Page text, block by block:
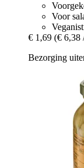
Voor
€ 1,69 (€ 6,38
Bezorging